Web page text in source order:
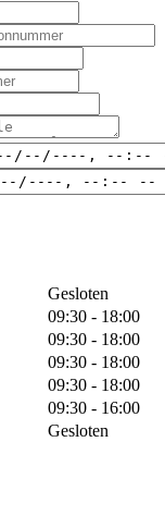
Gesloten
09:30 - 18:00
09:30 - 18:00
09:30 - 18:00
09:30 - 18:00
09:30 - 16:00
Gesloten